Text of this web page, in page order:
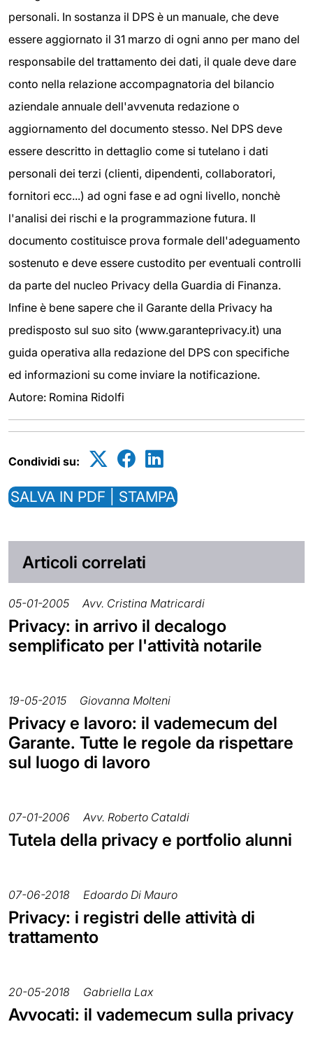
personali. In sostanza il DPS è un manuale, che deve
essere aggiornato il 31 marzo di ogni anno per mano del
responsabile del trattamento dei dati, il quale deve dare
conto nella relazione accompagnatoria del bilancio
aziendale annuale dell'avvenuta redazione o
aggiornamento del documento stesso. Nel DPS deve
essere descritto in dettaglio come si tutelano i dati
personali dei terzi (clienti, dipendenti, collaboratori,
fornitori ecc...) ad ogni fase e ad ogni livello, nonchè
l'analisi dei rischi e la programmazione futura. Il
documento costituisce prova formale dell'adeguamento
sostenuto e deve essere custodito per eventuali controlli
da parte del nucleo Privacy della Guardia di Finanza.
Infine è bene sapere che il Garante della Privacy ha
predisposto sul suo sito (www.garanteprivacy.it) una
guida operativa alla redazione del DPS con specifiche
ed informazioni su come inviare la notificazione.
Autore: Romina Ridolfi
Condividi su:
SALVA IN PDF | STAMPA
Articoli correlati
05-01-2005 Avv. Cristina Matricardi
Privacy: in arrivo il decalogo
semplificato per l'attività notarile
19-05-2015 Giovanna Molteni
Privacy e lavoro: il vademecum del
Garante. Tutte le regole da rispettare
sul luogo di lavoro
07-01-2006 Avv. Roberto Cataldi
Tutela della privacy e portfolio alunni
07-06-2018 Edoardo Di Mauro
Privacy: i registri delle attività di
trattamento
20-05-2018 Gabriella Lax
Avvocati: il vademecum sulla privacy